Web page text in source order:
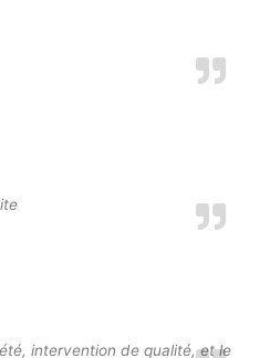
intervention de qualité, et le